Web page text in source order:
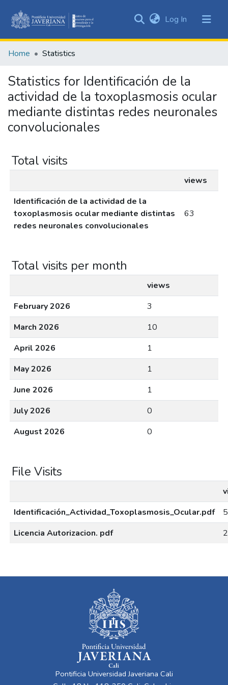
&
All of DSpace
Log In (current)
Home Statistics
Statistics for Identificación de la
actividad de la toxoplasmosis ocular
mediante distintas redes neuronales
convolucionales
Total visits
views
Identificación de la actividad de la
toxoplasmosis ocular mediante distintas
redes neuronales convolucionales
63
Total visits per month
views
February 2026
3
March 2026
10
April 2026
1
May 2026
1
June 2026
1
July 2026
0
August 2026
0
File Visits
Identificación_Actividad_Toxoplasmosis_Ocular.pdf
Licencia Autorizacion. pdf
2
Pontificia Universidad Javeriana Cali